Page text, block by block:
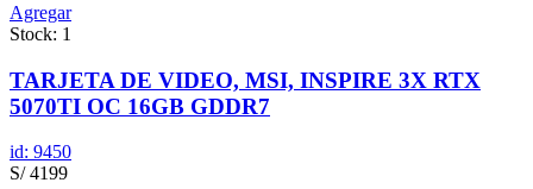
Agregar
Stock: 1
TARJETA DE VIDEO, MSI, INSPIRE 3X RTX
5070TI OC 16GB GDDR7
id: 9450
S/ 4199